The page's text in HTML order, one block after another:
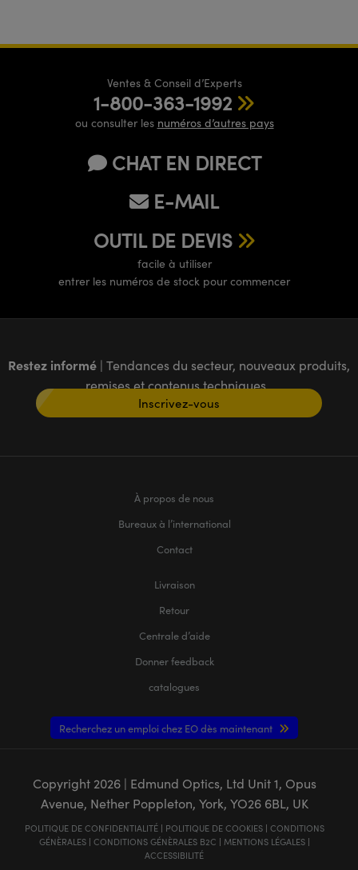
Ventes & Conseil d’Experts
1-800-363-1992
ou consulter les numéros d’autres pays
CHAT EN DIRECT
E-MAIL
OUTIL DE DEVIS
facile à utiliser
entrer les numéros de stock pour commencer
Restez informé | Tendances du secteur, nouveaux produits,
remises et contenus techniques
Inscrivez-vous
À propos de nous
Bureaux à l’international
Contact
Livraison
Retour
Centrale d’aide
Donner feedback
catalogues
Recherchez un emploi chez EO dès maintenant
Copyright 2026| Edmund Optics, Ltd Unit 1, Opus
Avenue, Nether Poppleton, York, YO26 6BL, UK
POLITIQUE DE CONFIDENTIALITÉ| POLITIQUE DE COOKIES| CONDITIONS
GÉNÈRALES| CONDITIONS GÉNÈRALES B2C | MENTIONS LÉGALES|
ACCESSIBILITÉ